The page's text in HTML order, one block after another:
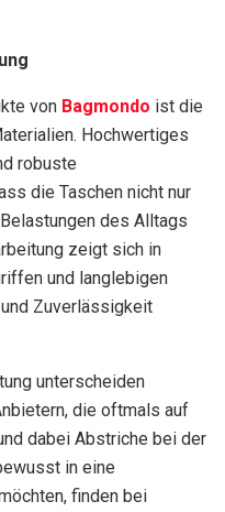
von Bagmondo ist die
Hochwertiges
robuste
die Taschen nicht nur
des Alltags
zeigt sich in
und langlebigen
Zuverlässigkeit
unterscheiden
die oftmals auf
dabei Abstriche bei der
in eine
finden bei